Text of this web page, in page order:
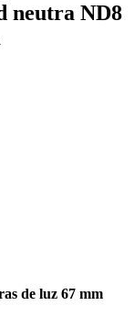
neutra ND8
de luz 67 mm